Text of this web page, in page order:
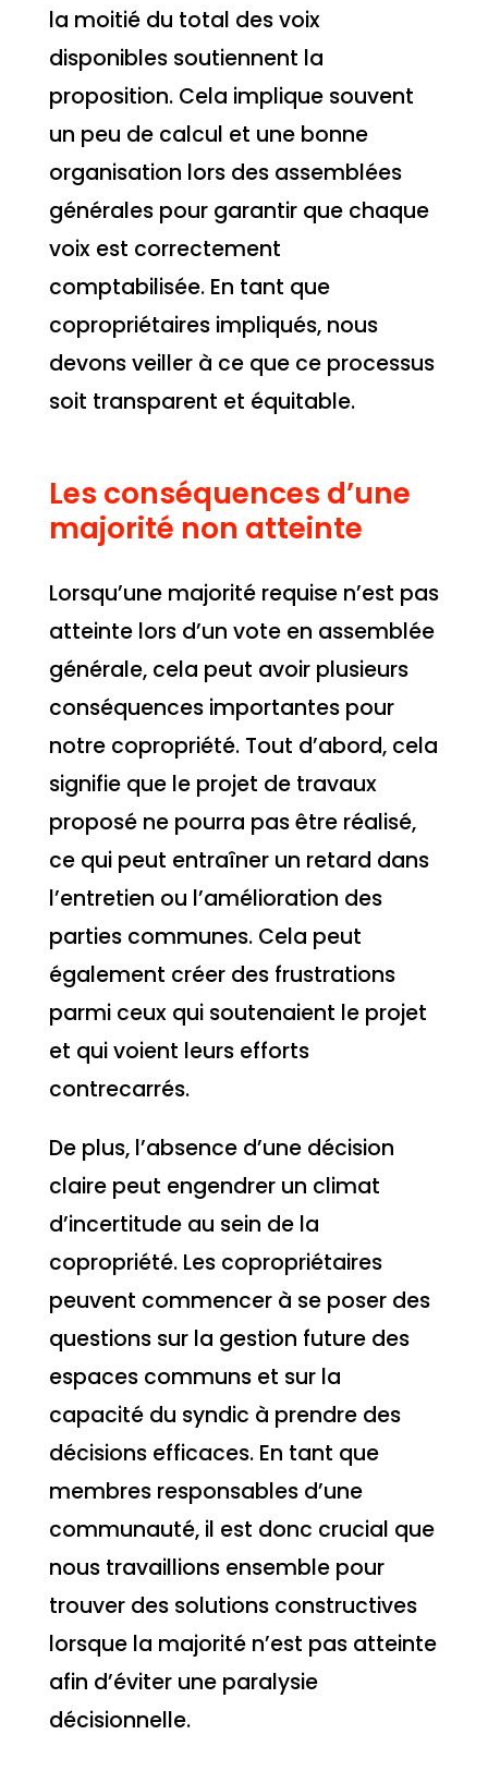
la moitié du total des voix
disponibles soutiennent la
proposition. Cela implique souvent
un peu de calcul et une bonne
organisation lors des assemblées
générales pour garantir que chaque
voix est correctement
comptabilisée. En tant que
copropriétaires impliqués, nous
devons veiller à ce que ce processus
soit transparent et équitable.
Les conséquences d’une
majorité non atteinte
Lorsqu’une majorité requise n’est pas
atteinte lors d’un vote en assemblée
générale, cela peut avoir plusieurs
conséquences importantes pour
notre copropriété. Tout d’abord, cela
signifie que le projet de travaux
proposé ne pourra pas être réalisé,
ce qui peut entraîner un retard dans
l’entretien ou l’amélioration des
parties communes. Cela peut
également créer des frustrations
parmi ceux qui soutenaient le projet
et qui voient leurs efforts
contrecarrés.
De plus, l’absence d’une décision
claire peut engendrer un climat
d’incertitude au sein de la
copropriété. Les copropriétaires
peuvent commencer à se poser des
questions sur la gestion future des
espaces communs et sur la
capacité du syndic à prendre des
décisions efficaces. En tant que
membres responsables d’une
communauté, il est donc crucial que
nous travaillions ensemble pour
trouver des solutions constructives
lorsque la majorité n’est pas atteinte
afin d’éviter une paralysie
décisionnelle.